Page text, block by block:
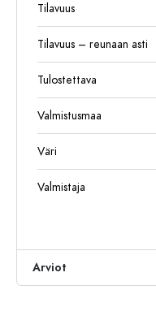
Tilavuus
Tilavuus – reunaan asti
Tulostettava
Valmistusmaa
Väri
Valmistaja
Arviot